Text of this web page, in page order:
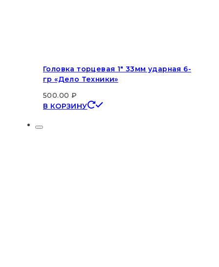
Головка торцевая 1″ 33мм ударная 6-
гр «Дело Техники»
500.00 ₽
В КОРЗИНУ